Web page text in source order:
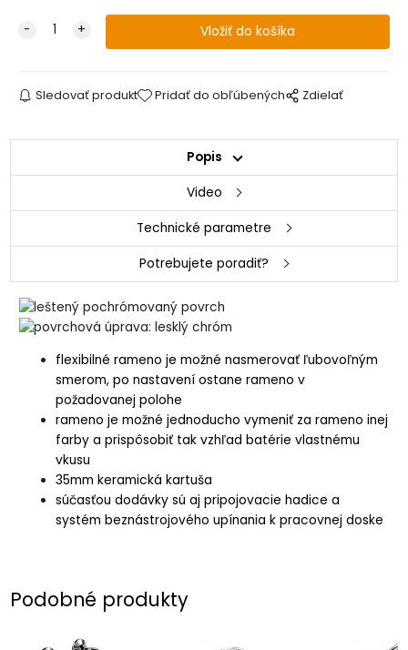
Sledovať produkt Pridať do obľúbených Zdielať
Popis
Video
Technické parametre
Potrebujete poradiť?
flexibilné rameno je možné nasmerovať ľubovoľným
smerom, po nastavení ostane rameno v
požadovanej polohe
rameno je možné jednoducho vymeniť za rameno inej
farby a prispôsobiť tak vzhľad batérie vlastnému
vkusu
35mm keramická kartuša
súčasťou dodávky sú aj pripojovacie hadice a
systém beznástrojového upínania k pracovnej doske
Podobné produkty